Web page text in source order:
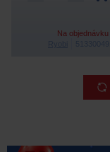
Na objednávku